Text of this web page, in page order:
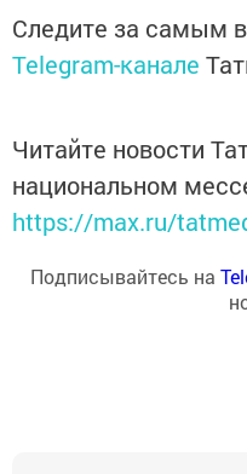
Следите за самым
Telegram-канале
Читайте новости
национальном
https://max.ru/
Подписывайтесь на